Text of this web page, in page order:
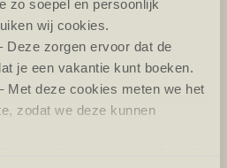
zo soepel en persoonlijk
wij cookies.
zorgen ervoor dat de
je een vakantie kunt boeken.
Met deze cookies meten we het
zodat we deze kunnen